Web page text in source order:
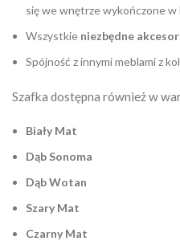
się we wnętrze wykończone w
Wszystkie niezbędne
Spójność z innymi meblami z
Szafka dostępna również w
Biały Mat
Dąb Sonoma
Dąb Wotan
Szary Mat
Czarny Mat